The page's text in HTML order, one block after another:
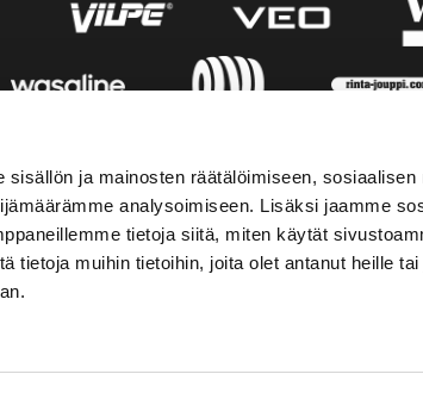
ja mainosten räätälöimiseen, sosiaalisen
analysoimiseen. Lisäksi jaamme
tietoja siitä, miten käytät
tietoja muihin tietoihin, joita olet antanut heille
SOSIAALINEN